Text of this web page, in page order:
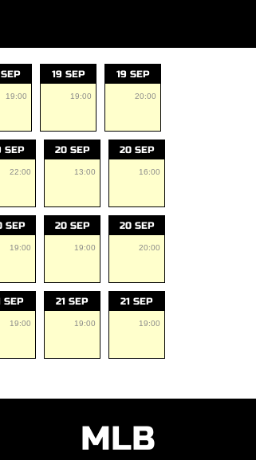
19:00
19 SEP
19:00
19 SEP
20:00
SEP
22:00
20 SEP
13:00
20 SEP
16:00
SEP
19:00
20 SEP
19:00
20 SEP
20:00
SEP
19:00
21 SEP
19:00
21 SEP
19:00
MLB